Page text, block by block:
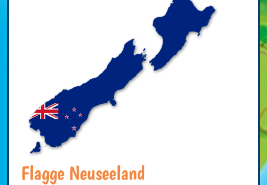
Flagge Neuseeland